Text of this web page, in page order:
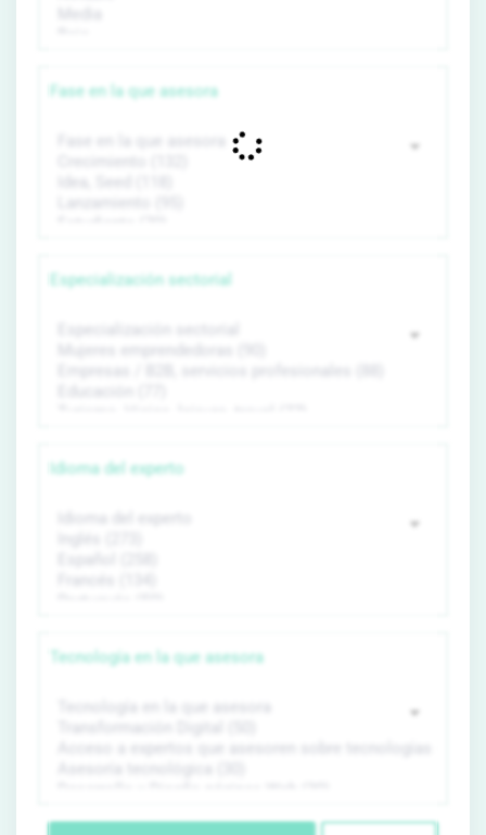
Fase en la que asesora
Especialización sectorial
Idioma del experto
Tecnología en la que asesora